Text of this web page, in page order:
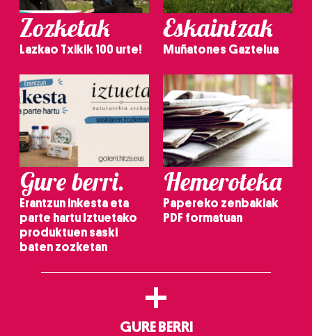
Zozketak
Lazkao Txikik 100 urte!
Eskaintzak
Muñatones Gaztelua
Gure berri.
Erantzun inkesta eta
parte hartu Iztuetako
produktuen saski
baten zozketan
Hemeroteka
Papereko zenbakiak
PDF formatuan
+
GURE BERRI